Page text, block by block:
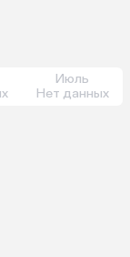
Июль
Нет данных